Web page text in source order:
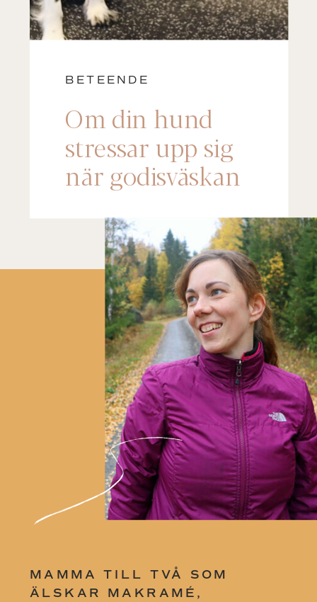
BETEENDE
Om din hund
stressar upp sig
när godisväskan
lyssna på det här!
MAMMA TILL TVÅ SOM
ÄLSKAR MAKRAMÉ,